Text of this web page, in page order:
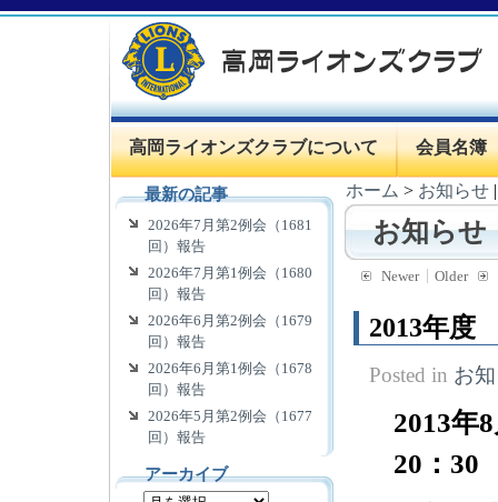
高岡ライオンズクラブについて 会員名簿
ホーム > お知らせ
お知らせ
Newer Older
2013年度
Posted in お
2013年
20：30
最新の記事
2026年7月第2例会（1681
回）報告
2026年7月第1例会（1680
回）報告
2026年6月第2例会（1679
回）報告
2026年6月第1例会（1678
回）報告
2026年5月第2例会（1677
回）報告
アーカイブ